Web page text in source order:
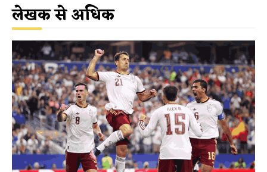
लेखक से अधिक